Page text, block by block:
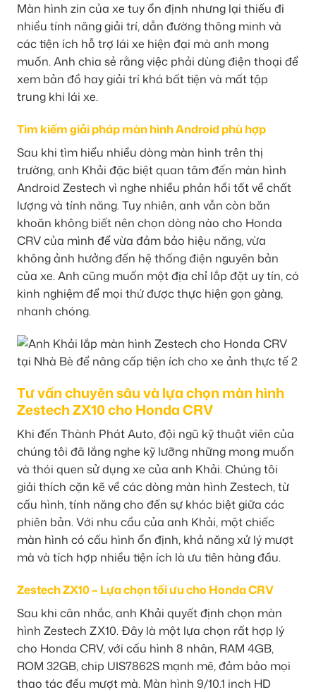
Màn hình zin của xe tuy ổn định nhưng lại thiếu đi
nhiều tính năng giải trí, dẫn đường thông minh và
các tiện ích hỗ trợ lái xe hiện đại mà anh mong
muốn. Anh chia sẻ rằng việc phải dùng điện thoại để
xem bản đồ hay giải trí khá bất tiện và mất tập
trung khi lái xe.
Tìm kiếm giải pháp màn hình Android phù hợp
Sau khi tìm hiểu nhiều dòng màn hình trên thị
trường, anh Khải đặc biệt quan tâm đến màn hình
Android Zestech vì nghe nhiều phản hồi tốt về chất
lượng và tính năng. Tuy nhiên, anh vẫn còn băn
khoăn không biết nên chọn dòng nào cho Honda
CRV của mình để vừa đảm bảo hiệu năng, vừa
không ảnh hưởng đến hệ thống điện nguyên bản
của xe. Anh cũng muốn một địa chỉ lắp đặt uy tín, có
kinh nghiệm để mọi thứ được thực hiện gọn gàng,
nhanh chóng.
Tư vấn chuyên sâu và lựa chọn màn hình
Zestech ZX10 cho Honda CRV
Khi đến Thành Phát Auto, đội ngũ kỹ thuật viên của
chúng tôi đã lắng nghe kỹ lưỡng những mong muốn
và thói quen sử dụng xe của anh Khải. Chúng tôi
giải thích cặn kẽ về các dòng màn hình Zestech, từ
cấu hình, tính năng cho đến sự khác biệt giữa các
phiên bản. Với nhu cầu của anh Khải, một chiếc
màn hình có cấu hình ổn định, khả năng xử lý mượt
mà và tích hợp nhiều tiện ích là ưu tiên hàng đầu.
Zestech ZX10 – Lựa chọn tối ưu cho Honda CRV
Sau khi cân nhắc, anh Khải quyết định chọn màn
hình Zestech ZX10. Đây là một lựa chọn rất hợp lý
cho Honda CRV, với cấu hình 8 nhân, RAM 4GB,
ROM 32GB, chip UIS7862S mạnh mẽ, đảm bảo mọi
thao tác đều mượt mà. Màn hình 9/10.1 inch HD